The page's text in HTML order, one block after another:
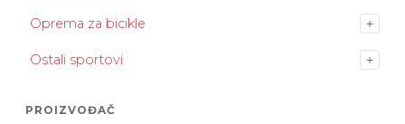
Oprema za bicikle +
Ostali sportovi +
PROIZVOĐAČ